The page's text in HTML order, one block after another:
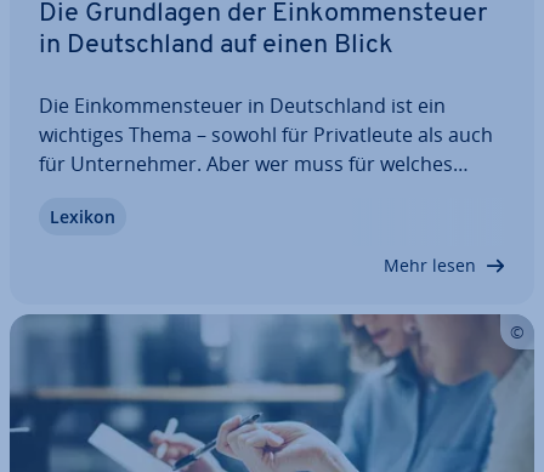
Die Grund­la­gen der Ein­kom­men­steu­er
in Deutsch­land auf einen Blick
Die Ein­kom­men­steu­er in Deutsch­land ist ein
wichtiges Thema – sowohl für Pri­vat­leu­te als auch
für Un­ter­neh­mer. Aber wer muss für welches
bezahlen? Wie hoch sind die Steu­er­sät­ze und
Lexikon
Mehr lesen